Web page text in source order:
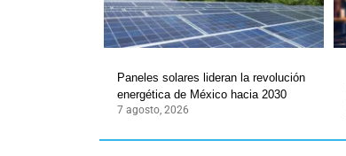
Paneles solares lideran la revolución
energética de México hacia 2030
7 agosto, 2026